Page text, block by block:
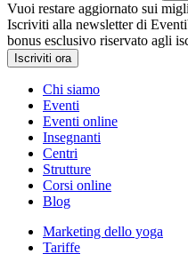
Vuoi restare aggiornato sui
Iscriviti alla newsletter di
bonus esclusivo riservato agli
Iscriviti ora
Chi siamo
Eventi
Eventi online
Insegnanti
Centri
Strutture
Corsi online
Blog
Marketing dello yoga
Tariffe